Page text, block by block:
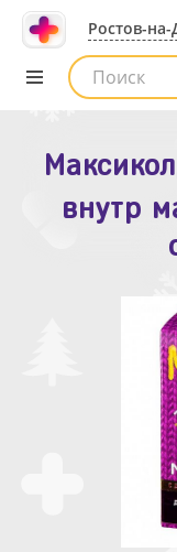
Ростов-
Список аптек
внутр
Зодак